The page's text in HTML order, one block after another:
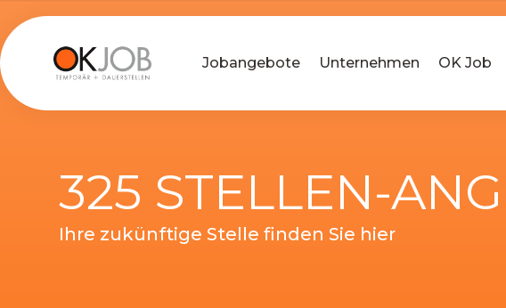
Jobangebote Unternehmen OK Job
325 STELLEN-
Ihre zukünftige Stelle finden Sie hier